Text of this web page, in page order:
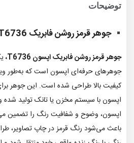
توضیحات
جوهر قرمز روشن فابریک T6736
جوهر قرمز روشن فابریک اپسون T6736،
جوهرهای حرفه‌ای اپسون است که به‌طور
کیفیت بالا طراحی شده است. این جوهر
اپسون با سیستم مخزن یا تانک تولید شده
اپسون، وضوح و شفافیت رنگ را تضمین
باعث می‌شود رنگ قرمز در چاپ تصاویر،